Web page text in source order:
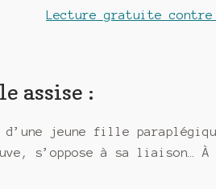
Lecture gratuite contre
assise :
d’une jeune fille
s’oppose à sa liaison…